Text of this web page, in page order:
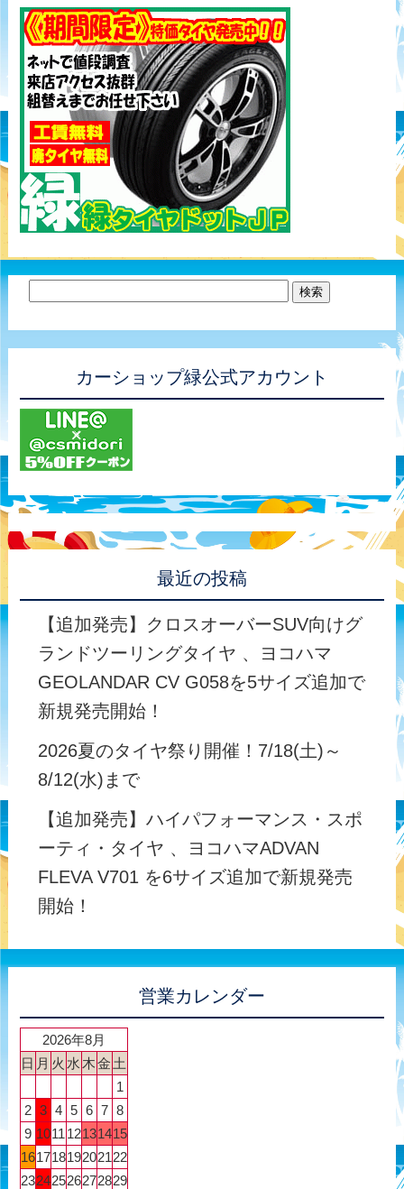
カーショップ緑公式アカウント
最近の投稿
【追加発売】クロスオーバーSUV向けグ
ランドツーリングタイヤ 、ヨコハマ
GEOLANDAR CV G058を5サイズ追加で
新規発売開始！
2026夏のタイヤ祭り開催！7/18(土)～
8/12(水)まで
【追加発売】ハイパフォーマンス・スポ
ーティ・タイヤ 、ヨコハマADVAN
FLEVA V701 を6サイズ追加で新規発売
開始！
営業カレンダー
2026年8月
日 月 火 水 木金 土
1
2 3 4 5 6 7 8
9 1011 12131415
16171819202122
23242526272829